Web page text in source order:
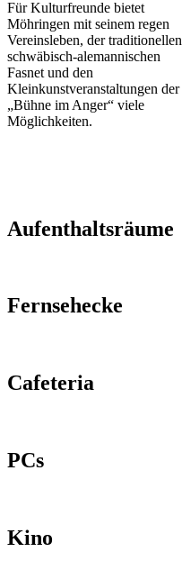
Für Kulturfreunde bietet
Möhringen mit seinem regen
Vereinsleben, der traditionellen
schwäbisch-alemannischen
Fasnet und den
Kleinkunstveranstaltungen der
„Bühne im Anger“ viele
Möglichkeiten.
Aufenthaltsräume
Fernsehecke
Cafeteria
PCs
Kino